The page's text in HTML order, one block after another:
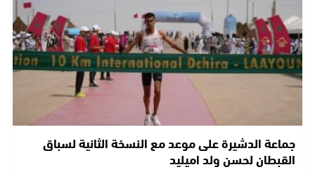
جماعة الدشيرة على موعد مع النسخة الثانية لسباق
القبطان لحسن ولد اميليد